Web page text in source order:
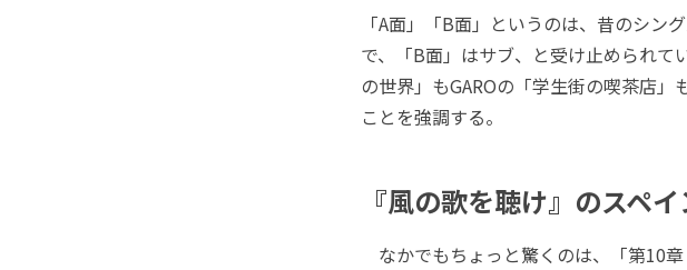
「A面」「B面」というのは、昔のシン
で、「B面」はサブ、と受け止められて
の世界」もGAROの「学生街の喫茶店
ことを強調する。
『風の歌を聴け』のスペ
なかでもちょっと驚くのは、「第10